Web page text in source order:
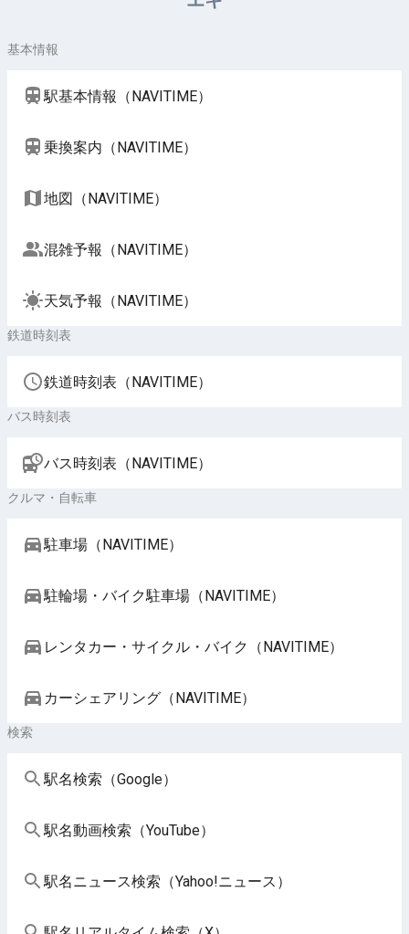
基本情報
駅基本情報（NAVITIME）
乗換案内（NAVITIME）
地図（NAVITIME）
混雑予報（NAVITIME）
天気予報（NAVITIME）
鉄道時刻表
鉄道時刻表（NAVITIME）
バス時刻表
バス時刻表（NAVITIME）
クルマ・自転車
駐車場（NAVITIME）
駐輪場・バイク駐車場（NAVITIME）
レンタカー・サイクル・バイク（NAVITIME）
カーシェアリング（NAVITIME）
検索
駅名検索（Google）
駅名動画検索（YouTube）
駅名ニュース検索（Yahoo!ニュース）